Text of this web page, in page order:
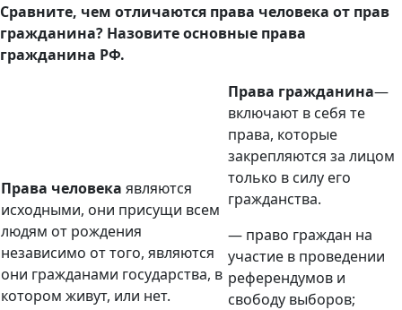
Сравните, чем отличаются права человека от прав
гражданина? Назовите основные права
гражданина РФ.
Права человека являются
исходными, они присущи всем
людям от рождения
независимо от того, являются
они гражданами государства, в
котором живут, или нет.
Права гражданина—
включают в себя те
права, которые
закрепляются за лицом
только в силу его
гражданства.
— право граждан на
участие в проведении
референдумов и
свободу выборов;